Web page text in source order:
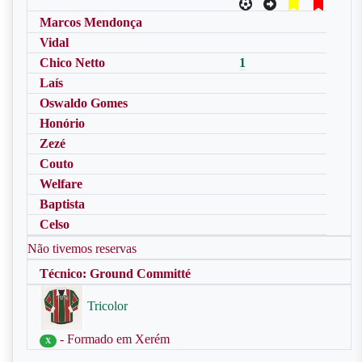
Marcos Mendonça
Vidal
Chico Netto
1
Laís
Oswaldo Gomes
Honório
Zezé
Couto
Welfare
Baptista
Celso
Não tivemos reservas
Técnico: Ground Committé
Tricolor
X - Formado em Xerém